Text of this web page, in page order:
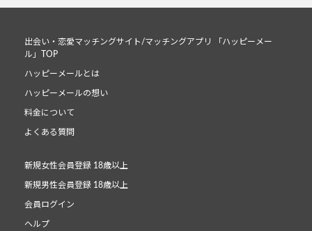
出会い・恋愛マッチングサイト/マッチングアプリ 「ハッピーメー
ル」TOP
ハッピーメールとは
ハッピーメールの想い
料金について
よくある質問
新規女性会員登録 18歳以上
新規男性会員登録 18歳以上
会員ログイン
ヘルプ